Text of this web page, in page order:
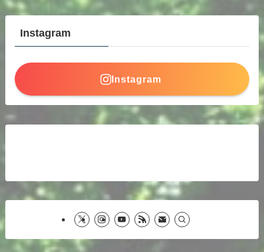
Instagram
Instagram